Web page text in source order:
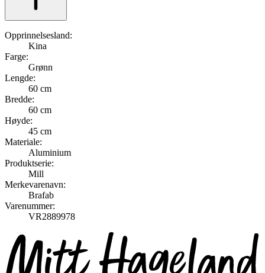
Opprinnelsesland:
Kina
Farge:
Grønn
Lengde:
60 cm
Bredde:
60 cm
Høyde:
45 cm
Materiale:
Aluminium
Produktserie:
Mill
Merkevarenavn:
Brafab
Varenummer:
VR2889978